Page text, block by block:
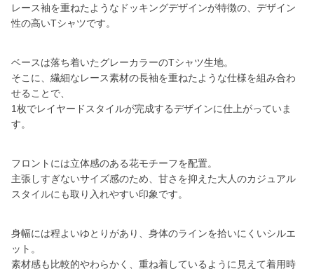
レース袖を重ねたようなドッキングデザインが特徴の、デザイン
性の高いTシャツです。
ベースは落ち着いたグレーカラーのTシャツ生地。
そこに、繊細なレース素材の長袖を重ねたような仕様を組み合わ
せることで、
1枚でレイヤードスタイルが完成するデザインに仕上がっていま
す。
フロントには立体感のある花モチーフを配置。
主張しすぎないサイズ感のため、甘さを抑えた大人のカジュアル
スタイルにも取り入れやすい印象です。
身幅には程よいゆとりがあり、身体のラインを拾いにくいシルエ
ット。
素材感も比較的やわらかく、重ね着しているように見えて着用時